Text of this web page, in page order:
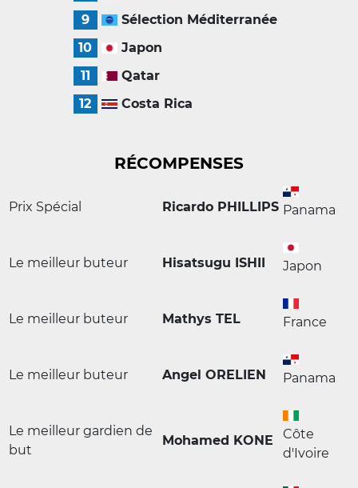
9
Sélection Méditerranée
10
Japon
11
Qatar
12
Costa Rica
RÉCOMPENSES
Prix Spécial Ricardo PHILLIPS Panama
Le meilleur buteur Hisatsugu ISHII Japon
Le meilleur buteur Mathys TEL France
Le meilleur buteur Angel ORELIEN Panama
Le meilleur gardien de
but
Mohamed KONE
Côte
d'Ivoire